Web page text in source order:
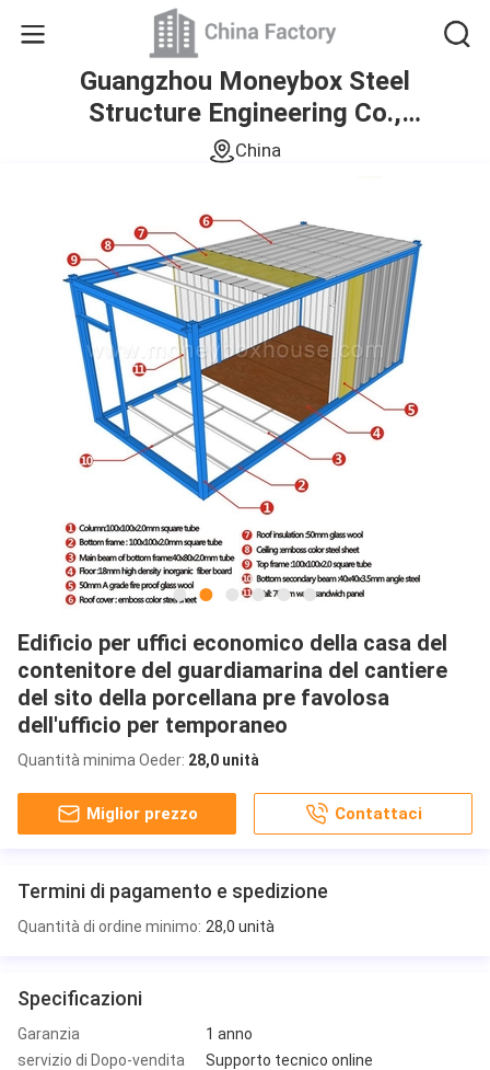
Guangzhou Moneybox Steel
Structure Engineering Co.,
Ltd.
China
Edificio per uffici economico della casa del
contenitore del guardiamarina del cantiere
del sito della porcellana pre favolosa
dell'ufficio per temporaneo
Quantità minima Oeder: 28,0 unità
Miglior prezzo Contattaci
Termini di pagamento e spedizione
Quantità di ordine minimo: 28,0 unità
Specificazioni
Garanzia
1 anno
servizio di Dopo-vendita
Supporto tecnico online